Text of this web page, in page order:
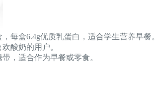
每盒6.4g优质乳蛋白，适合学生营养早餐。
酸奶的用户。
，适合作为早餐或零食。